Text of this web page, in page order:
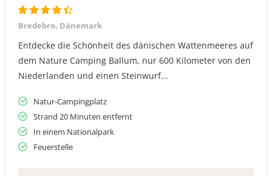
Bredebro, Dänemark
Entdecke die Schönheit des dänischen Wattenmeeres auf
dem Nature Camping Ballum, nur 600 Kilometer von den
Niederlanden und einen Steinwurf...
Natur-Campingplatz
Strand 20 Minuten entfernt
In einem Nationalpark
Feuerstelle